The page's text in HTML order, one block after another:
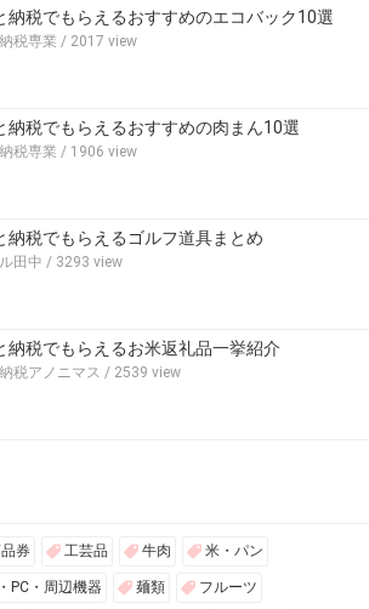
納税でもらえるおすすめのエコバック10選
税専業 / 2017 view
納税でもらえるおすすめの肉まん10選
税専業 / 1906 view
納税でもらえるゴルフ道具まとめ
田中 / 3293 view
納税でもらえるお米返礼品一挙紹介
税アノニマス / 2539 view
券 工芸品 牛肉 米・パン
PC・周辺機器 麺類 フルーツ